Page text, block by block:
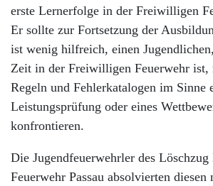
erste Lernerfolge in der Freiwilligen
Er sollte zur Fortsetzung der
ist wenig hilfreich, einen
Zeit in der Freiwilligen Feuerwehr ist,
Regeln und Fehlerkatalogen im Sinne
Leistungsprüfung oder eines
konfrontieren.
Die Jugendfeuerwehrler des Löschzug
Feuerwehr Passau absolvierten diesen